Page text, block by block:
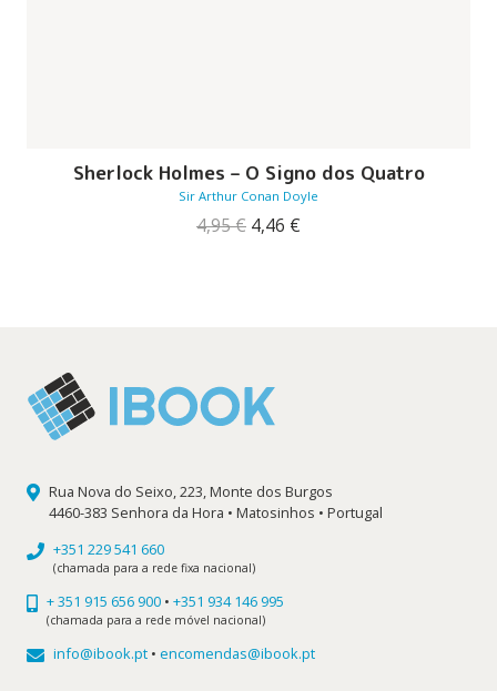
Sherlock Holmes – O Signo dos Quatro
Sir Arthur Conan Doyle
4,95€ O
4,46 €
Rua Nova do Seixo, 223, Monte dos Burgos
4460-383 Senhora da Hora • Matosinhos • Portugal
+351 229 541 660
(chamada para a rede fixa nacional)
+ 351 915 656 900 • +351 934 146 995
(chamada para a rede móvel nacional)
info@ibook.pt • encomendas@ibook.pt